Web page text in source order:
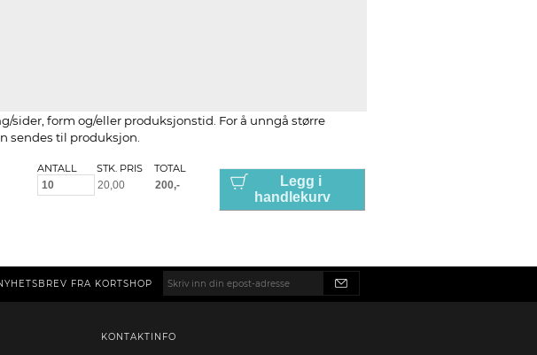
form og/eller produksjonstid. For å unngå større
sendes til produksjon.
ANTALL STK. PRIS TOTAL
Legg i
handlekurv
FRA KORTSHOP
KONTAKTINFO